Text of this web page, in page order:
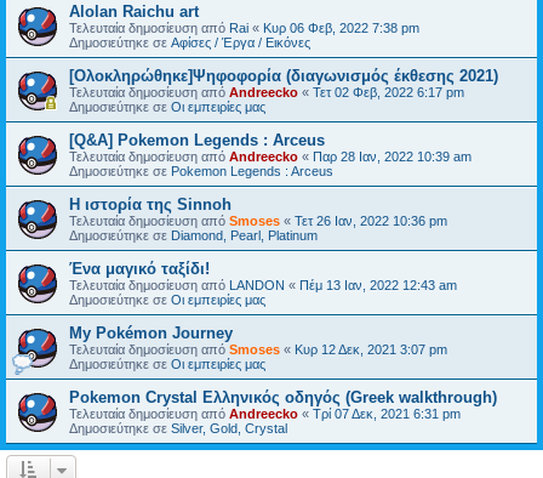
Alolan Raichu art
Τελευταία δημοσίευση από Rai « Κυρ 06 Φεβ, 2022 7:38 pm
Δημοσιεύτηκε σε Αφίσες / Έργα / Εικόνες
[Ολοκληρώθηκε]Ψηφοφορία (διαγωνισμός έκθεσης 2021)
Τελευταία δημοσίευση από Andreecko « Τετ 02 Φεβ, 2022 6:17 pm
Δημοσιεύτηκε σε Οι εμπειρίες μας
[Q&A] Pokemon Legends : Arceus
Τελευταία δημοσίευση από Andreecko « Παρ 28 Ιαν, 2022 10:39 am
Δημοσιεύτηκε σε Pokemon Legends : Arceus
Η ιστορία της Sinnoh
Τελευταία δημοσίευση από Smoses « Τετ 26 Ιαν, 2022 10:36 pm
Δημοσιεύτηκε σε Diamond, Pearl, Platinum
Ένα μαγικό ταξίδι!
Τελευταία δημοσίευση από LANDON « Πέμ 13 Ιαν, 2022 12:43 am
Δημοσιεύτηκε σε Οι εμπειρίες μας
My Pokémon Journey
Τελευταία δημοσίευση από Smoses « Κυρ 12 Δεκ, 2021 3:07 pm
Δημοσιεύτηκε σε Οι εμπειρίες μας
Pokemon Crystal Ελληνικός οδηγός (Greek walkthrough)
Τελευταία δημοσίευση από Andreecko « Τρί 07 Δεκ, 2021 6:31 pm
Δημοσιεύτηκε σε Silver, Gold, Crystal